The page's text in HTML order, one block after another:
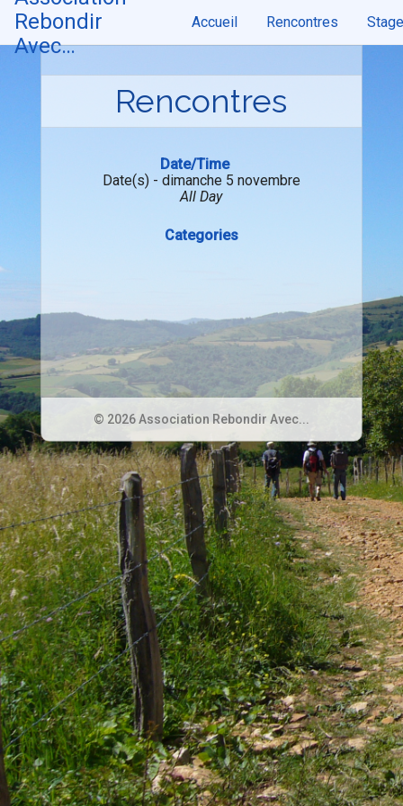
Skip
content
Rebondir
Avec…
Accueil Rencontres
Rencontres
Date/Time
Date(s) - dimanche 5 novembre
All Day
Categories
© 2026 Association Rebondir Avec...